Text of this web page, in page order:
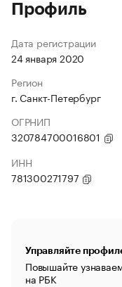
Профиль
Дата регистрации
24 января 2020
Регион
г. Санкт-Петербург
ОГРНИП
320784700016801
ИНН
781300271797
Управляйте
Повышайте
на РБК